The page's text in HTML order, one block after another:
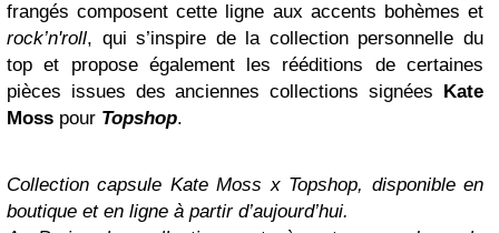
frangés composent cette ligne aux accents bohèmes et
rock’n'roll, qui s’inspire de la collection personnelle du
top et propose également les rééditions de certaines
pièces issues des anciennes collections signées Kate
Moss pour Topshop.
Collection capsule Kate Moss x Topshop, disponible en
boutique et en ligne à partir d’aujourd’hui.